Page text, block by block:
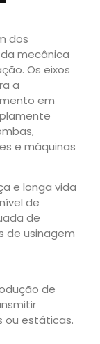
dos
mecânica
Os eixos
a
em
e máquinas
e longa vida
de
de
de usinagem
de
ou estáticas.